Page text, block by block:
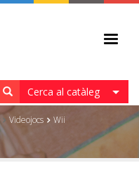
Cerca al catàleg
Videojocs Wii